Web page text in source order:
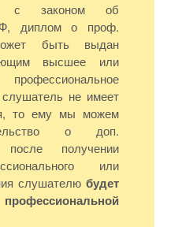
с законом об
диплом о проф.
быть выдан
высшее или
не имеет
то ему мы можем
о доп.
получении
или
слушателю будет